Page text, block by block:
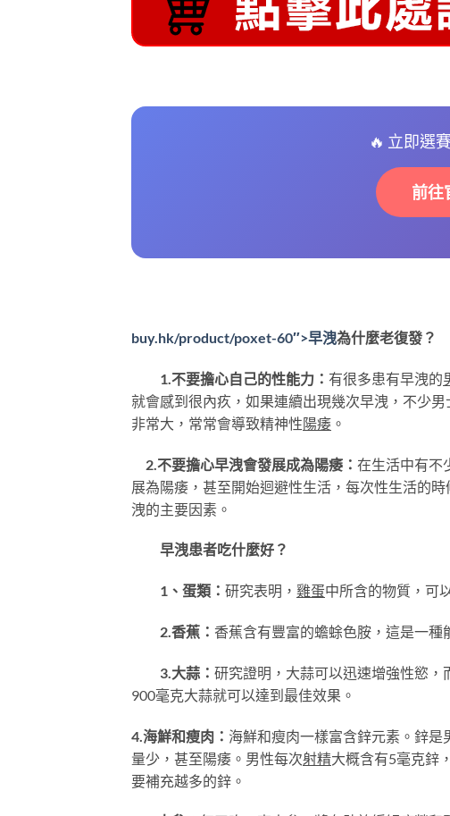
🔥 立即選
前往
buy.hk/product/poxet-60″>早洩為什麼老復發？
1.不要擔心自己的性能力： 有很多患有早洩的
就會感到很內疚，如果連續出現幾次早洩，不少
非常大，常常會導致精神性陽痿 。
2.不要擔心早洩會發展成為陽痿： 在生活中有不
展為陽痿，甚至開始迴避性生活，每次性生活的
洩的主要因素。
早洩患者吃什麼好？
1、蛋類： 研究表明， 雞蛋中所含的物質，可
2.香蕉： 香蕉含有豐富的蟾蜍色胺，這是一種
3.大蒜： 研究證明，大蒜可以迅速增強性慾，
900毫克大蒜就可以達到最佳效果。
4.海鮮和瘦肉： 海鮮和瘦肉一樣富含鋅元素。鋅是
量少，甚至陽痿。男性每次射精大概含有5毫克鋅
要補充越多的鋅。